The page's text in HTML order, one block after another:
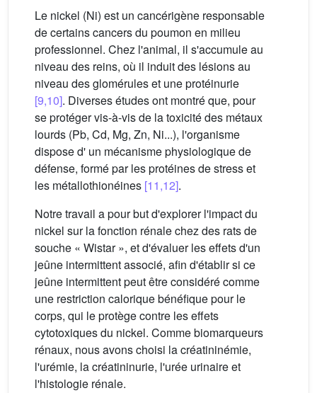
Le nickel (Ni) est un cancérigène responsable
de certains cancers du poumon en milieu
professionnel. Chez l'animal, il s'accumule au
niveau des reins, où il induit des lésions au
niveau des glomérules et une protéinurie
[9,10]. Diverses études ont montré que, pour
se protéger vis-à-vis de la toxicité des métaux
lourds (Pb, Cd, Mg, Zn, Ni...), l'organisme
dispose d' un mécanisme physiologique de
défense, formé par les protéines de stress et
les métallothionéines [11,12].
Notre travail a pour but d'explorer l'impact du
nickel sur la fonction rénale chez des rats de
souche « Wistar », et d'évaluer les effets d'un
jeûne intermittent associé, afin d'établir si ce
jeûne intermittent peut être considéré comme
une restriction calorique bénéfique pour le
corps, qui le protège contre les effets
cytotoxiques du nickel. Comme biomarqueurs
rénaux, nous avons choisi la créatininémie,
l'urémie, la créatininurie, l'urée urinaire et
l'histologie rénale.